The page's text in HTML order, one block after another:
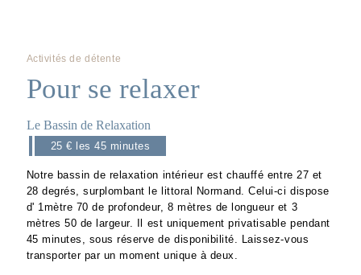
Activités de détente
Pour se relaxer
Le Bassin de Relaxation
25 € les 45 minutes
Notre bassin de relaxation intérieur est chauffé entre 27 et
28 degrés, surplombant le littoral Normand. Celui-ci dispose
d' 1mètre 70 de profondeur, 8 mètres de longueur et 3
mètres 50 de largeur. Il est uniquement privatisable pendant
45 minutes, sous réserve de disponibilité. Laissez-vous
transporter par un moment unique à deux.